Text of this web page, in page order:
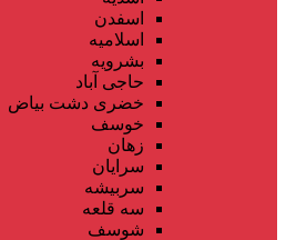
اسفدن
اسلامیه
بشرویه
حاجی آباد
خضری دشت بیاض
خوسف
زهان
سرایان
سربیشه
سه قلعه
شوسف